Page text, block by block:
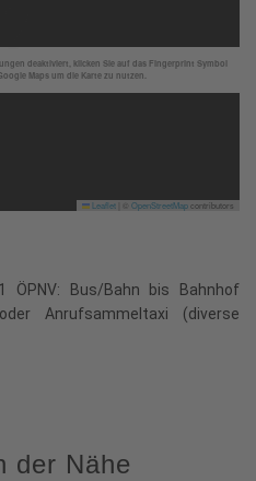
deaktiviert, klicken Sie auf das Fingerprint Symbol
Maps um die Karte zu nutzen.
Leaflet OpenStreetMapcontributors
Bus/Bahn bis Bahnhof
Anrufsammeltaxi (diverse
der Nähe